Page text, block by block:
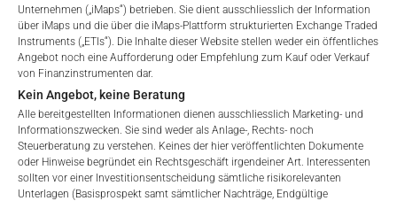
Unternehmen („iMaps“) betrieben. Sie dient ausschliesslich der Information
über iMaps und die über die iMaps-Plattform strukturierten Exchange Traded
Instruments („ETIs“). Die Inhalte dieser Website stellen weder ein öffentliches
Angebot noch eine Aufforderung oder Empfehlung zum Kauf oder Verkauf
von Finanzinstrumenten dar.
Kein Angebot, keine Beratung
Alle bereitgestellten Informationen dienen ausschliesslich Marketing- und
Informationszwecken. Sie sind weder als Anlage-, Rechts- noch
Steuerberatung zu verstehen. Keines der hier veröffentlichten Dokumente
oder Hinweise begründet ein Rechtsgeschäft irgendeiner Art. Interessenten
sollten vor einer Investitionsentscheidung sämtliche risikorelevanten
Unterlagen (Basisprospekt samt sämtlicher Nachträge, Endgültige
Invalid ISIN format
Bitte beachten Sie, dass die bereitgestellten Informationen
nicht als Angebot oder Aufforderung zum Kauf oder Verkauf
von Finanzinstrumenten gedacht sind, sondern lediglich der
Information von Investoren dienen. Die oben genannten
Wertpapiere wurden öffentlich angeboten und werden derzeit
am Sekundärmarkt an der oben genannten Börse gehandelt.
Anlegern, die eine Anlage in diese Wertpapiere in Erwägung